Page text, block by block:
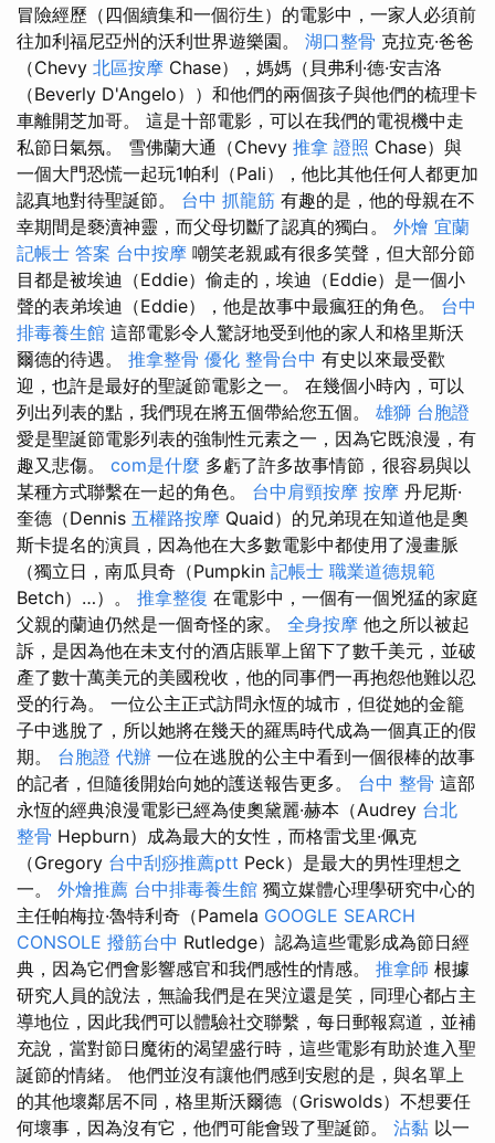
冒險經歷（四個續集和一個衍生）的電影中，一家人必須前
往加利福尼亞州的沃利世界遊樂園。 湖口整骨 克拉克·爸爸
（Chevy 北區按摩 Chase），媽媽（貝弗利·德·安吉洛
（Beverly D'Angelo））和他們的兩個孩子與他們的梳理卡
車離開芝加哥。 這是十部電影，可以在我們的電視機中走
私節日氣氛。 雪佛蘭大通（Chevy 推拿 證照 Chase）與
一個大門恐慌一起玩1帕利（Pali），他比其他任何人都更加
認真地對待聖誕節。 台中 抓龍筋 有趣的是，他的母親在不
幸期間是褻瀆神靈，而父母切斷了認真的獨白。 外燴 宜蘭
記帳士 答案 台中按摩 嘲笑老親戚有很多笑聲，但大部分節
目都是被埃迪（Eddie）偷走的，埃迪（Eddie）是一個小
聲的表弟埃迪（Eddie），他是故事中最瘋狂的角色。 台中
排毒養生館 這部電影令人驚訝地受到他的家人和格里斯沃
爾德的待遇。 推拿整骨 優化 整骨台中 有史以來最受歡
迎，也許是最好的聖誕節電影之一。 在幾個小時內，可以
列出列表的點，我們現在將五個帶給您五個。 雄獅 台胞證
愛是聖誕節電影列表的強制性元素之一，因為它既浪漫，有
趣又悲傷。 com是什麼 多虧了許多故事情節，很容易與以
某種方式聯繫在一起的角色。 台中肩頸按摩 按摩 丹尼斯·
奎德（Dennis 五權路按摩 Quaid）的兄弟現在知道他是奧
斯卡提名的演員，因為他在大多數電影中都使用了漫畫脈
（獨立日，南瓜貝奇（Pumpkin 記帳士 職業道德規範
Betch）…）。 推拿整復 在電影中，一個有一個兇猛的家庭
父親的蘭迪仍然是一個奇怪的家。 全身按摩 他之所以被起
訴，是因為他在未支付的酒店賬單上留下了數千美元，並破
產了數十萬美元的美國稅收，他的同事們一再抱怨他難以忍
受的行為。 一位公主正式訪問永恆的城市，但從她的金籠
子中逃脫了，所以她將在幾天的羅馬時代成為一個真正的假
期。 台胞證 代辦 一位在逃脫的公主中看到一個很棒的故事
的記者，但隨後開始向她的護送報告更多。 台中 整骨 這部
永恆的經典浪漫電影已經為使奧黛麗·赫本（Audrey 台北
整骨 Hepburn）成為最大的女性，而格雷戈里·佩克
（Gregory 台中刮痧推薦ptt Peck）是最大的男性理想之
一。 外燴推薦 台中排毒養生館 獨立媒體心理學研究中心的
主任帕梅拉·魯特利奇（Pamela GOOGLE SEARCH
CONSOLE 撥筋台中 Rutledge）認為這些電影成為節日經
典，因為它們會影響感官和我們感性的情感。 推拿師 根據
研究人員的說法，無論我們是在哭泣還是笑，同理心都占主
導地位，因此我們可以體驗社交聯繫，每日郵報寫道，並補
充說，當對節日魔術的渴望盛行時，這些電影有助於進入聖
誕節的情緒。 他們並沒有讓他們感到安慰的是，與名單上
的其他壞鄰居不同，格里斯沃爾德（Griswolds）不想要任
何壞事，因為沒有它，他們可能會毀了聖誕節。 沾黏 以一